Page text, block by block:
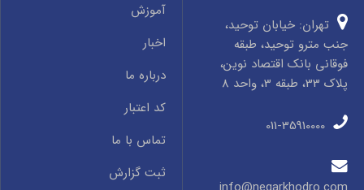
تهران: خیابان توحید،
جنب مترو توحید، طبقه
فوقانی بانک اقتصاد نوین،
پلاک 33، طبقه 3، واحد 8
آموزش
اخبار
درباره ما
کد اعتبار
تماس با ما
ثبت گزارش